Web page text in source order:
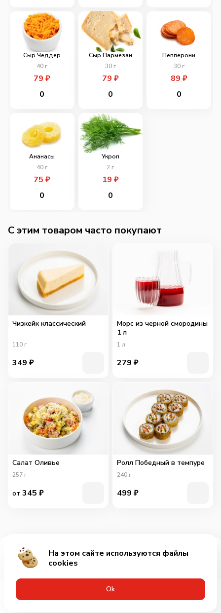
Сыр Чеддер
40 г
79₽
0
Сыр Пармезан
30г
79 ₽
0
Пепперони
30г
89 ₽
0
Ананасы
40 г
75₽
0
Укроп
2 г
19 ₽
0
Добавить за 549₽
C этим товаром часто покупают
Чизкейк классический
110 г
349 ₽
Морс из черной смородины
1 л
1 л
279 ₽
Салат Оливье
257 г
от 345 ₽
Ролл Победный в темпуре
240 г
499 ₽
На этом сайте используются файлы
cookies
Оk